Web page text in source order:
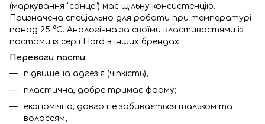
(маркування "сонце") має щільну консистенцію.
Призначена спеціально для роботи при температурі
понад 25 °C. Аналогічна за своїми властивостями із
пастами із серії Hard в інших брендах.
Переваги пасти:
підвищена адгезія (чіпкість);
пластична, добре тримає форму;
економічна, довго не забивається тальком та
волоссям;